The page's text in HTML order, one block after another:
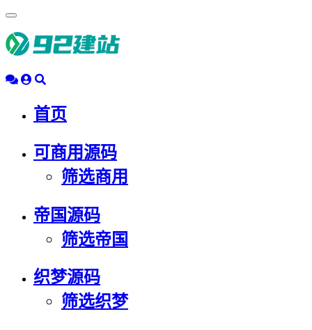
动
导
首页
可商用源码
筛选商用
帝国源码
筛选帝国
织梦源码
筛选织梦